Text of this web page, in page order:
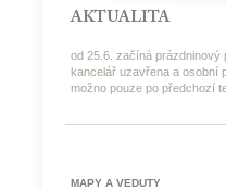
od 25.6. začíná prázdninový
kancelář uzavřena a osobní
možno pouze po předchozí
MAPY A VEDUTY